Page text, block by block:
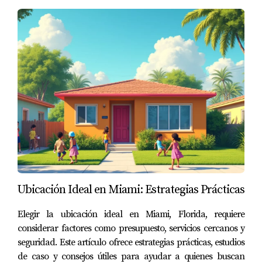
Ubicación Ideal en Miami: Estrategias Prácticas
Elegir la ubicación ideal en Miami, Florida, requiere
considerar factores como presupuesto, servicios cercanos y
seguridad. Este artículo ofrece estrategias prácticas, estudios
de caso y consejos útiles para ayudar a quienes buscan